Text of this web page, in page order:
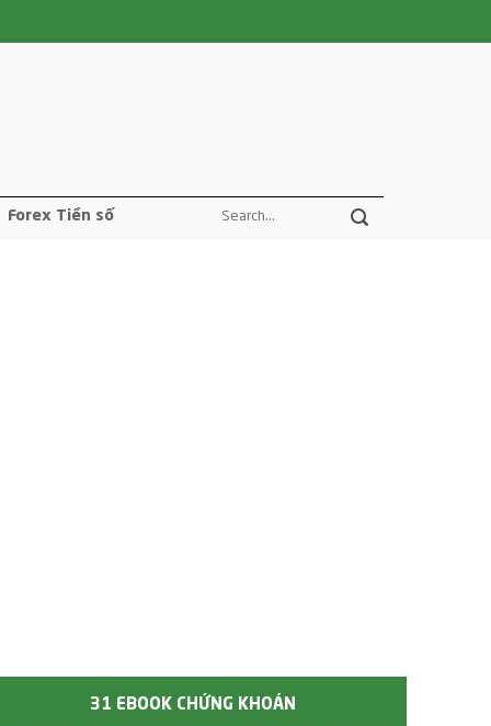
Forex Tiền số
31 EBOOK CHỨNG KHOÁN